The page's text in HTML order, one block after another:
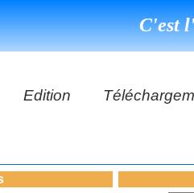
C'est
Edition
Les applications
DéClé